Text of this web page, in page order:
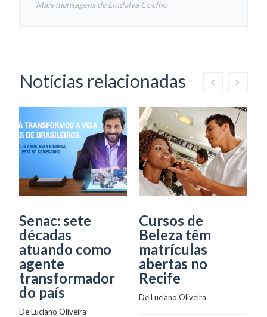
Mais mensagens de Lindalva Coelho
Notícias relacionadas
Senac: sete
décadas
atuando como
agente
transformador
do país
De Luciano Oliveira
Cursos de
Beleza têm
matrículas
abertas no
Recife
De Luciano Oliveira